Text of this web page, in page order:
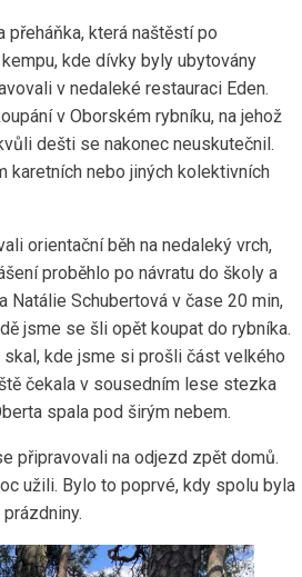
která naštěstí po
kde dívky byly ubytovány
v nedaleké restauraci Eden.
v Oborském rybníku, na jehož
dešti se nakonec neuskutečnil.
karetních nebo jiných kolektivních
orientační běh na nedaleký vrch,
proběhlo po návratu do školy a
Natálie Schubertová v čase 20 min,
jsme se šli opět koupat do rybníka.
kde jsme si prošli část velkého
čekala v sousedním lese stezka
spala pod širým nebem.
připravovali na odjezd zpět domů.
užili. Bylo to poprvé, kdy spolu byla